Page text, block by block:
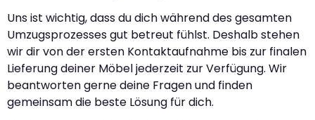
Uns ist wichtig, dass du dich während des gesamten
Umzugsprozesses gut betreut fühlst. Deshalb stehen
wir dir von der ersten Kontaktaufnahme bis zur finalen
Lieferung deiner Möbel jederzeit zur Verfügung. Wir
beantworten gerne deine Fragen und finden
gemeinsam die beste Lösung für dich.